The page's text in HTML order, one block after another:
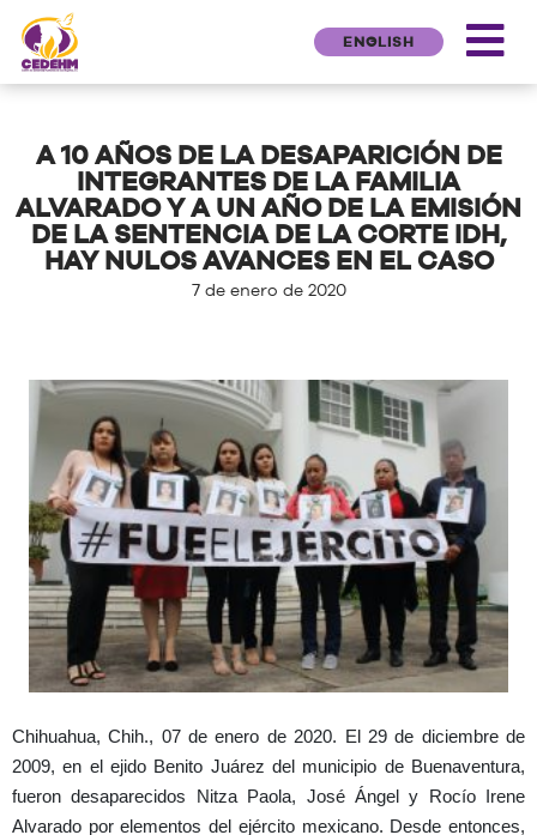
ENGLISH
A 10 AÑOS DE LA DESAPARICIÓN DE
INTEGRANTES DE LA FAMILIA
ALVARADO Y A UN AÑO DE LA EMISIÓN
DE LA SENTENCIA DE LA CORTE IDH,
HAY NULOS AVANCES EN EL CASO
7 de enero de 2020
Chihuahua, Chih., 07 de enero de 2020. El 29 de diciembre de
2009, en el ejido Benito Juárez del municipio de Buenaventura,
fueron desaparecidos Nitza Paola, José Ángel y Rocío Irene
Alvarado por elementos del ejército mexicano. Desde entonces,